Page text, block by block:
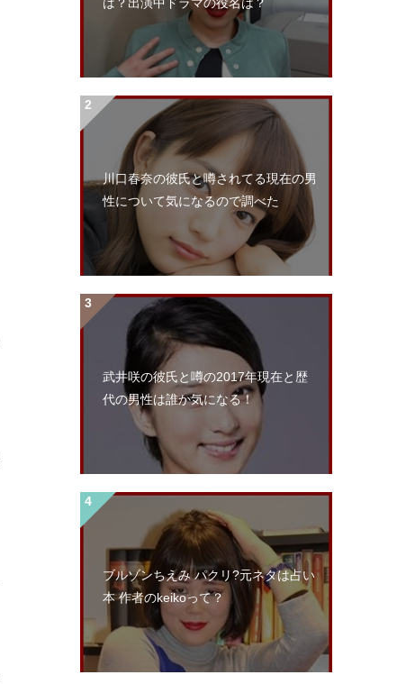
川口春奈の彼氏と噂されてる現在の男
性について気になるので調べた
武井咲の彼氏と噂の2017年現在と歴
代の男性は誰か気になる！
ブルゾンちえみ パクリ?元ネタは占い
本 作者のkeikoって？